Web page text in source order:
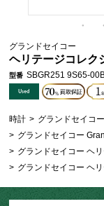
グランドセイコー
ヘリテージコレク
型番 SBGR251 9S65-
時計 > グランドセイコ
> グランドセイコー
> グランドセイコー ヘ
> グランドセイコー ヘ